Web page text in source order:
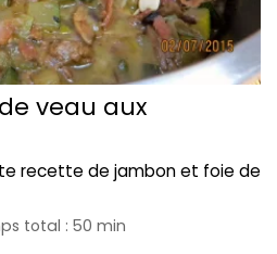
veau aux
recette de jambon et foie de
total : 50 min